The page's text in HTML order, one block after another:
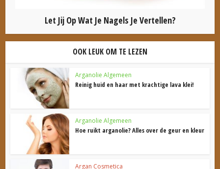
Let Jij Op Wat Je Nagels Je Vertellen?
OOK LEUK OM TE LEZEN
Arganolie Algemeen
Reinig huid en haar met krachtige lava klei!
Arganolie Algemeen
Hoe ruikt arganolie? Alles over de geur en kleur
Argan Cosmetica